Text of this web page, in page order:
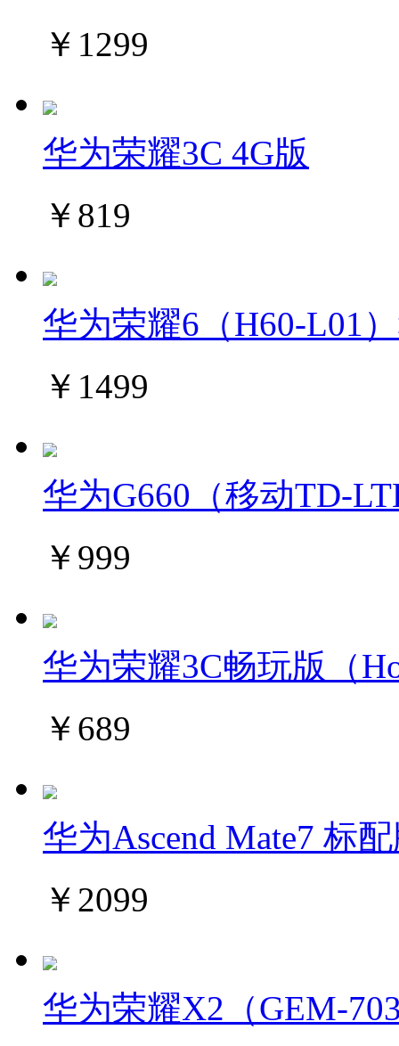
￥1299
华为荣耀3C 4G版
￥819
华为荣耀6（H60-L01
￥1499
华为G660（移动TD-
￥999
华为荣耀3C畅玩版（
￥689
华为Ascend Mate7 标
￥2099
华为荣耀X2（GEM-